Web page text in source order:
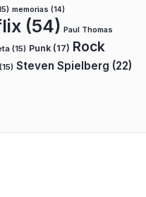
memorias (14)
(54) Paul Thomas
(15) Punk (17) Rock
(15) Steven Spielberg (22)